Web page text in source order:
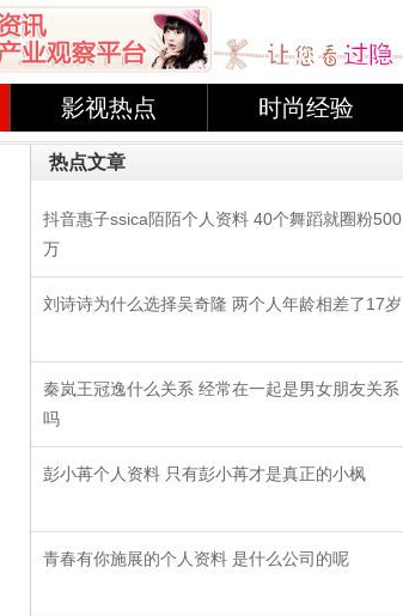
影视热点 时尚经验
热点文章
抖音惠子ssica陌陌个人资料 40个舞蹈就圈粉500
万
刘诗诗为什么选择吴奇隆 两个人年龄相差了17岁
秦岚王冠逸什么关系 经常在一起是男女朋友关系
吗
彭小苒个人资料 只有彭小苒才是真正的小枫
青春有你施展的个人资料 是什么公司的呢